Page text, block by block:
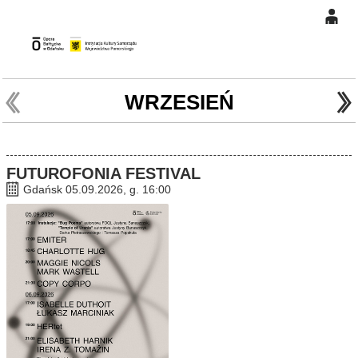
PLN WRZESIEŃ
FUTUROFONIA FESTIVAL
Gdańsk 05.09.2026, g. 16:00